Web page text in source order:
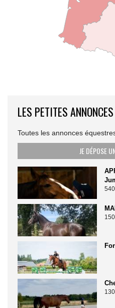
LES PETITES ANNONCES
Toutes les annonces
JE DÉPOSE